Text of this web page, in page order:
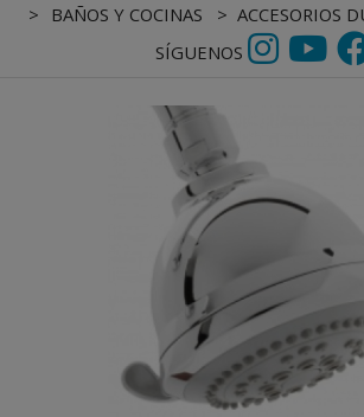
BAÑOS Y COCINAS
ACCESORIOS
SÍGUENOS